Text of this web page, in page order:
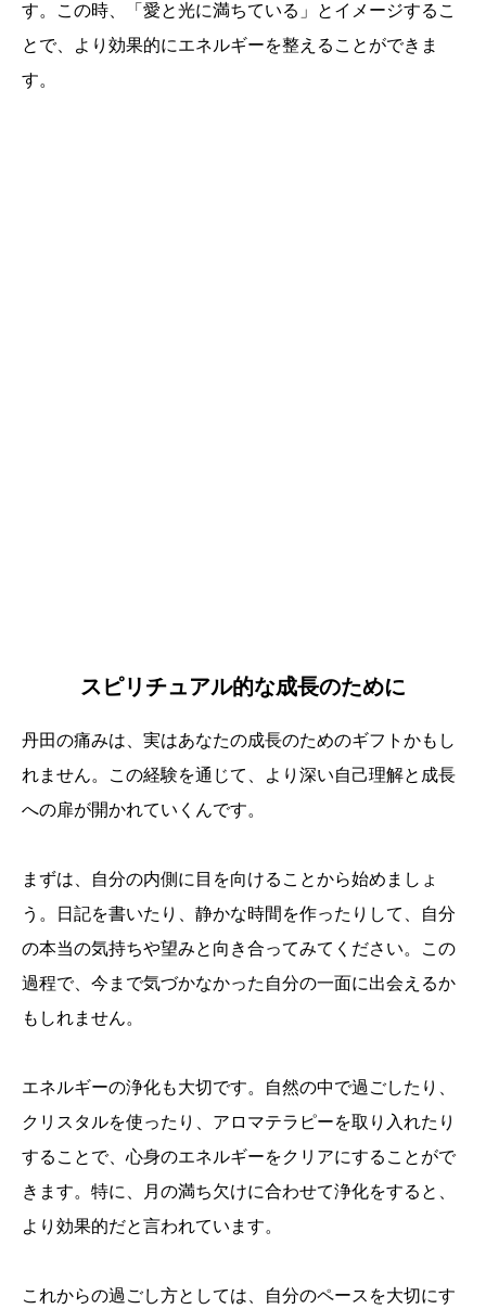
す。この時、「愛と光に満ちている」とイメージするこ
とで、より効果的にエネルギーを整えることができま
す。
スピリチュアル的な成長のために
丹田の痛みは、実はあなたの成長のためのギフトかもし
れません。この経験を通じて、より深い自己理解と成長
への扉が開かれていくんです。
まずは、自分の内側に目を向けることから始めましょ
う。日記を書いたり、静かな時間を作ったりして、自分
の本当の気持ちや望みと向き合ってみてください。この
過程で、今まで気づかなかった自分の一面に出会えるか
もしれません。
エネルギーの浄化も大切です。自然の中で過ごしたり、
クリスタルを使ったり、アロマテラピーを取り入れたり
することで、心身のエネルギーをクリアにすることがで
きます。特に、月の満ち欠けに合わせて浄化をすると、
より効果的だと言われています。
これからの過ごし方としては、自分のペースを大切にす